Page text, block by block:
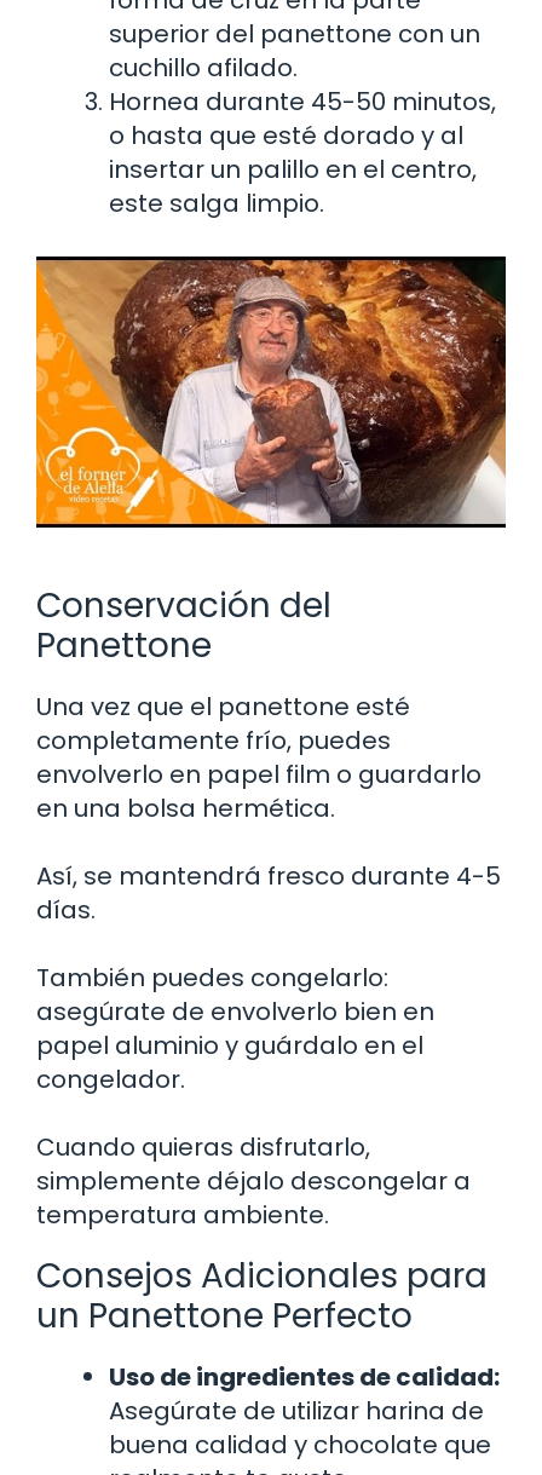
superior del panettone con un
cuchillo afilado.
Hornea durante 45-50 minutos,
o hasta que esté dorado y al
insertar un palillo en el centro,
este salga limpio.
Conservación del
Panettone
Una vez que el panettone esté
completamente frío, puedes
envolverlo en papel film o guardarlo
en una bolsa hermética.
Así, se mantendrá fresco durante 4-5
días.
También puedes congelarlo:
asegúrate de envolverlo bien en
papel aluminio y guárdalo en el
congelador.
Cuando quieras disfrutarlo,
simplemente déjalo descongelar a
temperatura ambiente.
Consejos Adicionales para
un Panettone Perfecto
Uso de ingredientes de calidad:
Asegúrate de utilizar harina de
buena calidad y chocolate que